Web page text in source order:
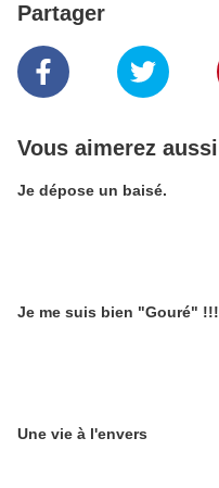
Partager
Vous aimerez aussi
Je dépose un baisé.
Je me suis bien "Gouré" !!!
Une vie à l'envers